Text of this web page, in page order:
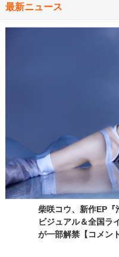
最新ニュース
柴咲コウ、新作EP
ビジュアル＆全国ラ
が一部解禁【コメン